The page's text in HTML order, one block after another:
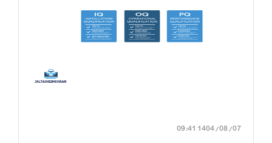
1404/08/07
09:41